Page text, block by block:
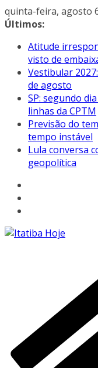
Pular
para
conteúdo
quinta-feira, agosto
Últimos:
Atitude
visto de
Vestibular
de agosto
SP: segundo
linhas da CPTM
Previsão do
tempo instável
Lula conversa
geopolítica